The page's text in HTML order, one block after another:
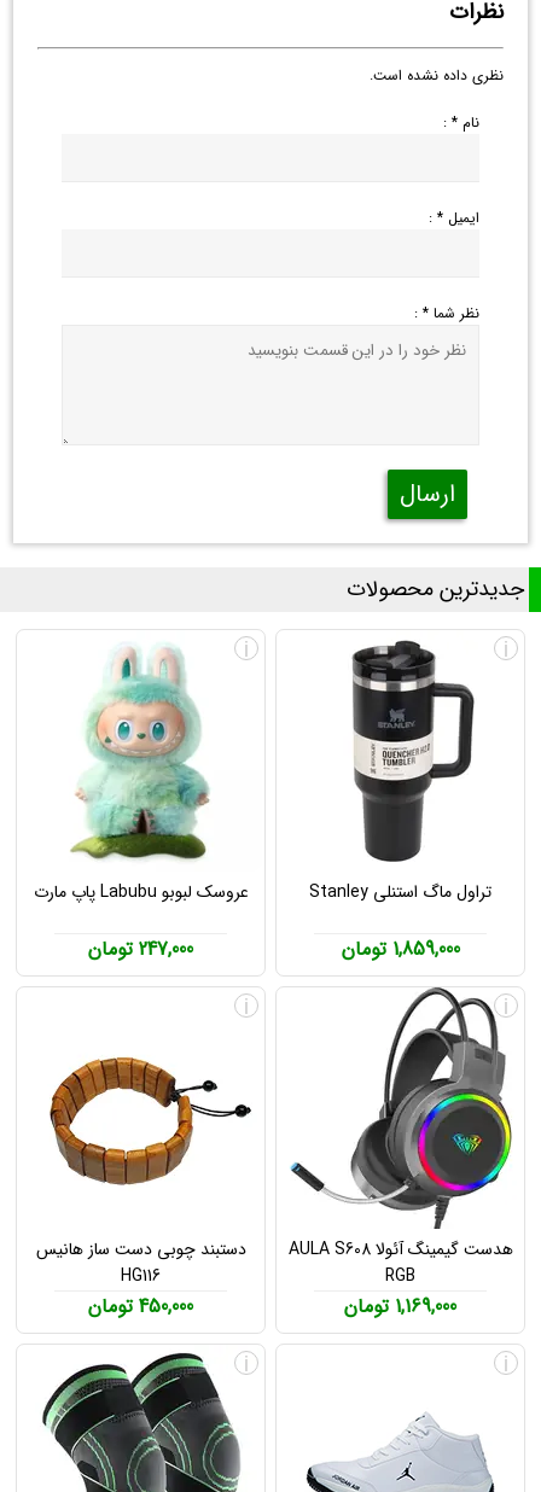
نظرات
نظری داده نشده است.
نام * :
ایمیل * :
نظر شما * :
ارسال
جدیدترین محصولات
تراول ماگ استنلی Stanley
1,859,000 تومان
i
عروسک لبوبو Labubu پاپ مارت
247,000 تومان
i
هدست گیمینگ آئولا AULA S608
RGB
1,169,000 تومان
i
دستبند چوبی دست ساز هانیس
HG116
450,000 تومان
i
i
i